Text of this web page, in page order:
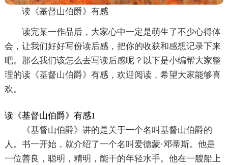
读《基督山伯爵》有感
读完某一作品后，大家心中一定是萌生了不少心得体
会，让我们好好写份读后感，把你的收获和感想记录下来
吧。那么我们该怎么去写读后感呢？以下是小编帮大家整
理的读《基督山伯爵》有感，欢迎阅读，希望大家能够喜
欢。
读《基督山伯爵》有感1
《基督山伯爵》讲的是关于一个名叫基督山伯爵的
人。书一开始，就介绍了一个名叫爱德蒙·邓蒂斯。他是
一位善良，聪明，精明，能干的年轻水手。他在一艘船上